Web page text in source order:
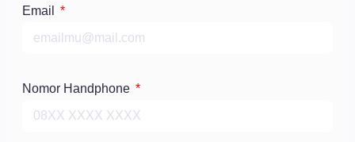
Email
Nomor Handphone